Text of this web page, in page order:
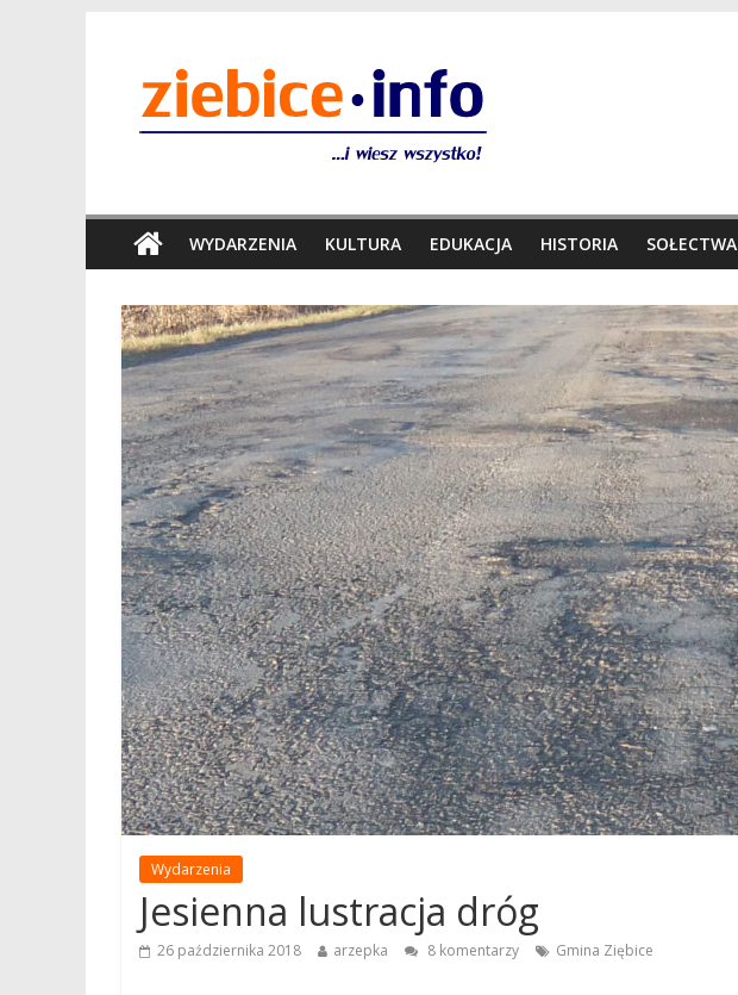
WYDARZENIA KULTURA EDUKACJA HISTORIA SOŁECTWA
Wydarzenia
Jesienna lustracja dróg
26 października 2018 arzepka 8 komentarzy Gmina Ziębice